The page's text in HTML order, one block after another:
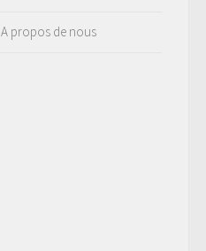
A propos de nous